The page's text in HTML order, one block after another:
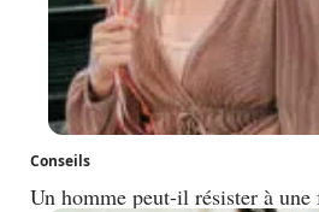
Conseils
Un homme peut-il résister à une